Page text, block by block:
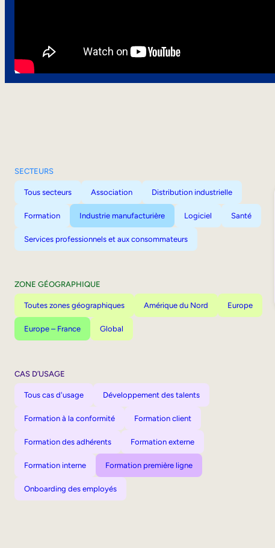
SECTEURS
Tous secteurs Association Distribution industrielle
Formation Industrie manufacturière Logiciel Santé
Services professionnels et aux consommateurs
ZONE GÉOGRAPHIQUE
Toutes zones géographiques Amérique du Nord Europe
Europe – France Global
CAS D’USAGE
Tous cas d'usage Développement des talents
Formation à la conformité Formation client
Formation des adhérents Formation externe
Formation interne Formation première ligne
Onboarding des employés